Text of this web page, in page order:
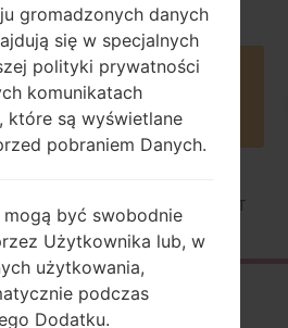
on Amazon
LG X style →LGK200MT
gromadzonych danych
się w specjalnych
polityki prywatności
komunikatach
które są wyświetlane
pobraniem Danych.
być swobodnie
Użytkownika lub, w
użytkowania,
podczas
Dodatku.